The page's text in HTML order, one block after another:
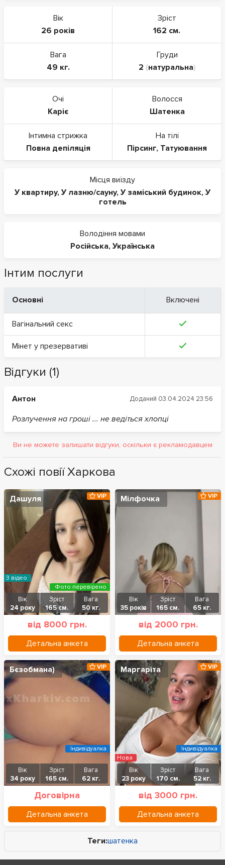
Вік
26 років
Зріст
162 см.
Вага
49 кг.
Груди
2 (натуральна)
Очі
Каріє
Волосся
Шатенка
Інтимна стрижка
Повна депіляція
На тілі
Пірсинг, Татуювання
Місця виїзду
У квартиру, У лазню/сауну, У заміський будинок, У
готель
Володіння мовами
Російська, Українська
Інтим послуги
Основні Включені
Вагінальний секс
Мінет у презервативі
Відгуки (1)
Антон Доданий 03.04.2024 23:56
Розлучення на гроші ... не ведіться хлопці
Ви не можете залишати відгуки, оскільки є рекламодавцем
Схожі повії Харкова
Дашуля
Вік
24 року
Зріст
165 см.
Вага
50 кг.
від 8000 грн.
Детальна анкета
VIP
З відео
Фото перевірено
Мілфочка
Вік
35 років
Зріст
165 см.
Вага
65 кг.
від 2000 грн.
Детальна анкета
VIP
Бєзобмана)
Вік
34 року
Зріст
165 см.
Вага
62 кг.
Договірна
Детальна анкета
VIP
Індивідуалка
Маргаріта
Вік
23 року
Зріст
170 см.
Вага
52 кг.
від 3000 грн.
Детальна анкета
VIP
Нова
Індивідуалка
Теги:шатенка